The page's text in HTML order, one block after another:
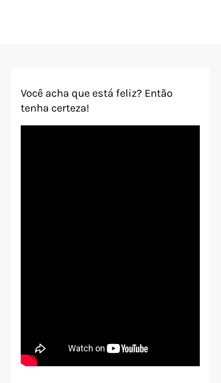
Você acha que está feliz? Então
tenha certeza!